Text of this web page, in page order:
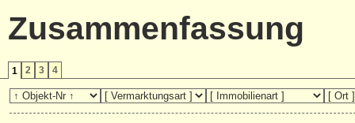
Zusammenfassung
1 2 3 4